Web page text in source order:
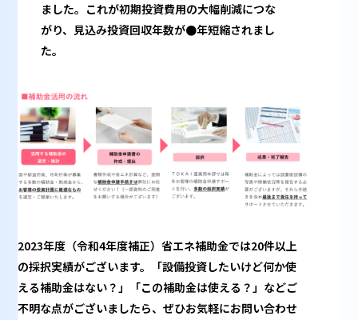
ました。これが初期投資費用の大幅削減につな
がり、見込み投資回収年数が●年短縮されまし
た。
2023年度（令和4年度補正）省エネ補助金では20件以上
の採択実績がございます。「設備投資したいけど何か使
える補助金はない？」「この補助金は使える？」などご
不明な点がございましたら、ぜひお気軽にお問い合わせ